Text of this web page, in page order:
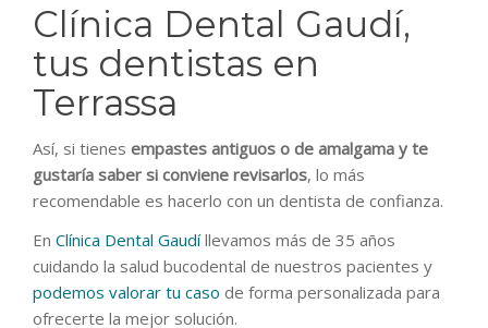
Clínica Dental Gaudí,
tus dentistas en
Terrassa
Así, si tienes empastes antiguos o de amalgama y te
gustaría saber si conviene revisarlos, lo más
recomendable es hacerlo con un dentista de confianza.
En Clínica Dental Gaudíllevamos más de 35 años
cuidando la salud bucodental de nuestros pacientes y
podemos valorar tu caso de forma personalizada para
ofrecerte la mejor solución.